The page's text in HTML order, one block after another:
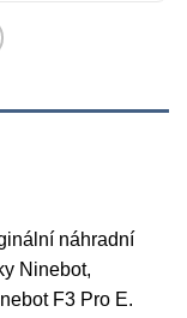
náhradní
Ninebot,
F3 Pro E.